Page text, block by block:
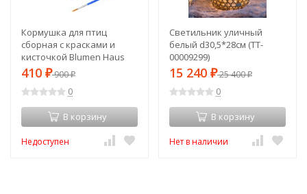
Кормушка для птиц
сборная с красками и
кисточкой Blumen Haus
65708 (54555)
410 ₽900₽
0
В корзину
Недоступен
Светильник уличный
белый d30,5*28см (TT-
00009299)
15 240 ₽25 400₽
0
В корзину
Нет в наличии